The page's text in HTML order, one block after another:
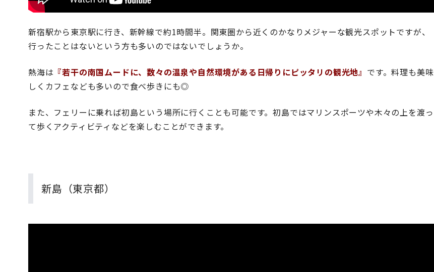
新宿駅から東京駅に行き、新幹線で約1時間半。関東圏から近くのかなりメジャーな観光スポットですが、
行ったことはないという方も多いのではないでしょうか。
熱海は 『若干の南国ムードに、数々の温泉や自然環境がある日帰りにピッタリの観光地』 です。料理も美味
しくカフェなども多いので食べ歩きにも◎
また、フェリーに乗れば初島という場所に行くことも可能です。初島ではマリンスポーツや木々の上を渡っ
て歩くアクティビティなどを楽しむことができます。
新島（東京都）